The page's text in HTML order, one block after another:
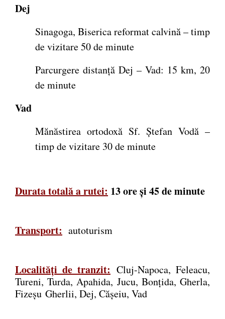
Dej
Sinagoga, Biserica reformat calvină – timp
de vizitare 50 de minute
Parcurgere distanță Dej – Vad: 15 km, 20
de minute
Vad
Mănăstirea ortodoxă Sf. Ștefan Vodă –
timp de vizitare 30 de minute
Durata totală a rutei: 13 ore și 45 de minute
Transport: autoturism
Localități de tranzit: Cluj-Napoca, Feleacu,
Tureni, Turda, Apahida, Jucu, Bonțida, Gherla,
Fizeșu Gherlii, Dej, Cășeiu, Vad